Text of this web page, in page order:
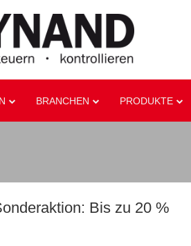
BRANCHEN PRODUKTE
Bis zu 20 %